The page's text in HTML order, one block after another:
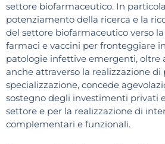
settore biofarmaceutico. In
potenziamento della ricerca e la
del settore biofarmaceutico verso
farmaci e vaccini per fronteggiare
patologie infettive emergenti, oltre
anche attraverso la realizzazione di
specializzazione, concede
sostegno degli investimenti privati
settore e per la realizzazione di
complementari e funzionali.